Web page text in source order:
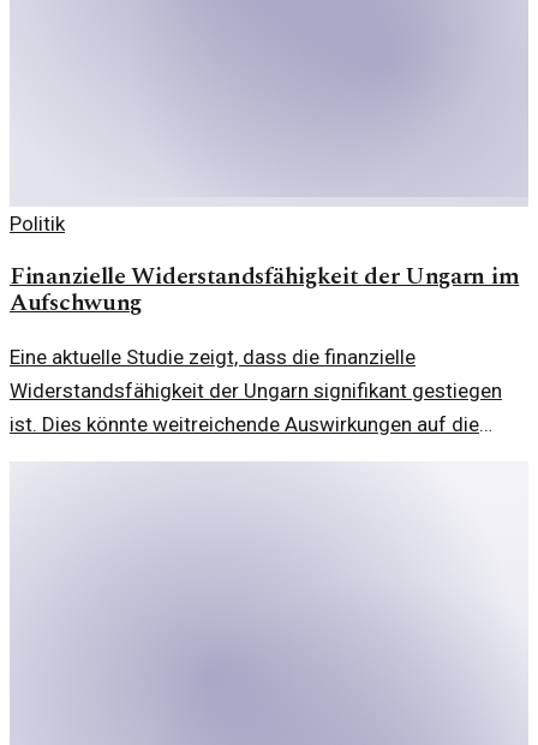
Politik
Finanzielle Widerstandsfähigkeit der Ungarn im
Aufschwung
Eine aktuelle Studie zeigt, dass die finanzielle
Widerstandsfähigkeit der Ungarn signifikant gestiegen
ist. Dies könnte weitreichende Auswirkungen auf die
Gesellschaft und Wirtschaft haben.